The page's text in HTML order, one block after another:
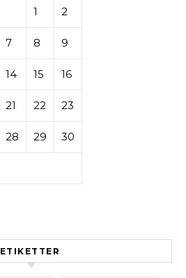
1 2
7 8 9
14 15 16
21 22 23
28 29 30
ETIKETTER